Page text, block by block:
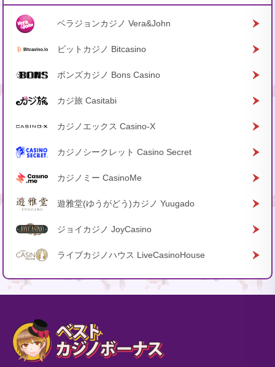
ベラジョンカジノ Vera&John
ビットカジノ Bitcasino
ボンズカジノ Bons Casino
カジ旅 Casitabi
カジノエックス Casino-X
カジノシークレット Casino Secret
カジノミー CasinoMe
遊雅堂(ゆうがどう)カジノ Yuugado
ジョイカジノ JoyCasino
ライブカジノハウス LiveCasinoHouse